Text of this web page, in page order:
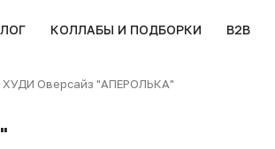
КОЛЛАБЫ И ПОДБОРКИ B2B
ХУДИ Оверсайз "АПЕРОЛЬКА"